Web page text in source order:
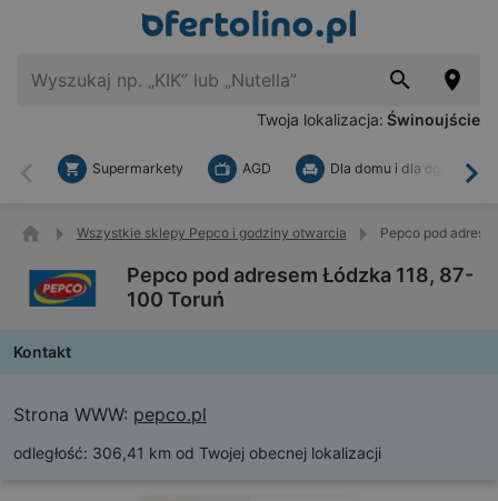
Twoja lokalizacja: Świnoujście
Wstecz
Supermarkety AGD Dla domu i dla ogrodu
Wszystkie sklepy Pepco i godziny otwarcia Pepco pod
Pepco pod adresem Łódzka 118, 87-
100 Toruń
Kontakt
Strona WWW: pepco.pl
odległość: 306,41 km od Twojej obecnej lokalizacji